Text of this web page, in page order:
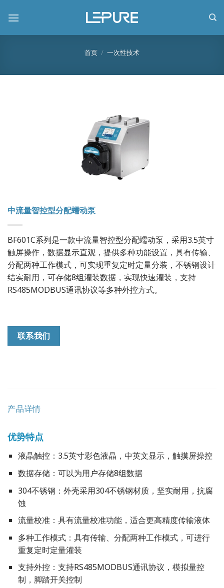
首页 / 一次性技术
中流量智控型分配蠕动泵
BF601C系列是一款中流量智控型分配蠕动泵，采用3.5英寸
触屏操作，数据显示直观，提供多种功能设置，具有传输、
分配两种工作模式，可实现重复定时定量分装，不锈钢设计
结实耐用，可存储8组灌装数据，实现快速灌装，支持
RS485MODBUS通讯协议等多种外控方式。
联系我们
产品详情
优势特点
液晶触控：3.5英寸彩色液晶，中英文显示，触摸屏操控
数据存储：可以为用户存储8组数据
304不锈钢：外壳采用304不锈钢材质，坚实耐用，抗腐
蚀
流量校准：具有流量校准功能，适合更高精度传输液体
多种工作模式：具有传输、分配两种工作模式，可进行
重复定时定量灌装
支持外控：支持RS485MODBUS通讯协议，模拟量控
制，脚踏开关控制